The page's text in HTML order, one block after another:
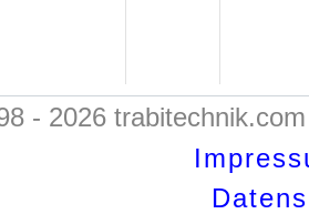
- 2026